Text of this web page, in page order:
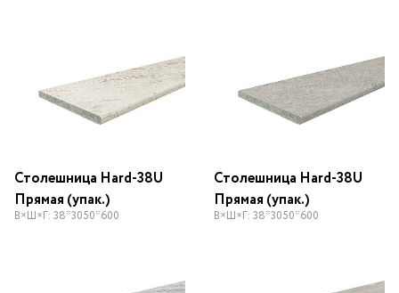
Столешница Hard-38U
Прямая (упак.)
В×Ш×Г: 38*3050*600
Столешница Hard-38U
Прямая (упак.)
В×Ш×Г: 38*3050*600